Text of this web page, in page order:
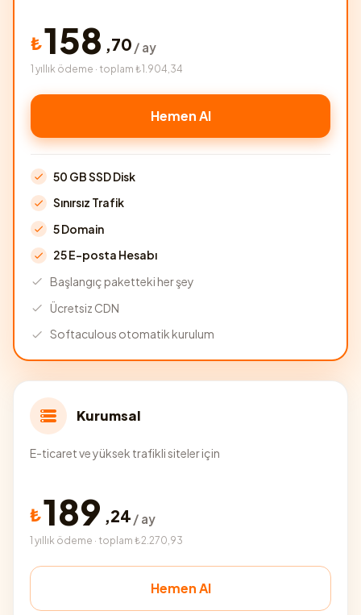
₺158 ,70 / ay
1 yıllık ödeme · toplam ₺1.904,34
Hemen Al
50 GB SSD Disk
Sınırsız Trafik
5 Domain
25 E-posta Hesabı
Başlangıç paketteki her şey
Ücretsiz CDN
Softaculous otomatik kurulum
Kurumsal
E-ticaret ve yüksek trafikli siteler için
₺189 ,24 / ay
1 yıllık ödeme · toplam ₺2.270,93
Hemen Al